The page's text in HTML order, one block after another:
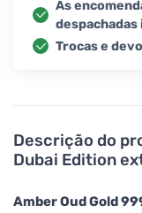
Descrição do
Dubai Edition
Amber Oud Gold
As
Trocas e